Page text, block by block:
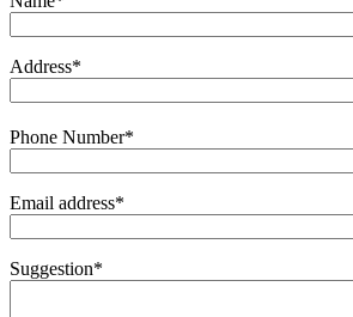
Address*
Phone Number*
Email address*
Suggestion*